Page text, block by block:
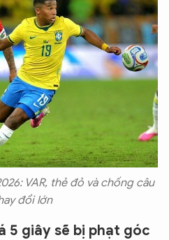
VAR, thẻ đỏ và chống câu
đổi lớn
5 giây sẽ bị phạt góc